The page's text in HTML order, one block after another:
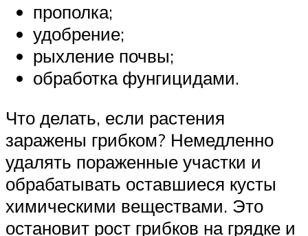
прополка;
удобрение;
рыхление почвы;
обработка фунгицидами.
Что делать, если растения
заражены грибком? Немедленно
удалять пораженные участки и
обрабатывать оставшиеся кусты
химическими веществами. Это
остановит рост грибков на грядке и